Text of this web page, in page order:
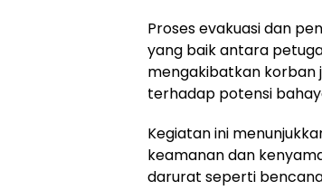
Proses evakuasi dan
yang baik antara
mengakibatkan korban
terhadap potensi
Kegiatan ini
keamanan dan
darurat seperti